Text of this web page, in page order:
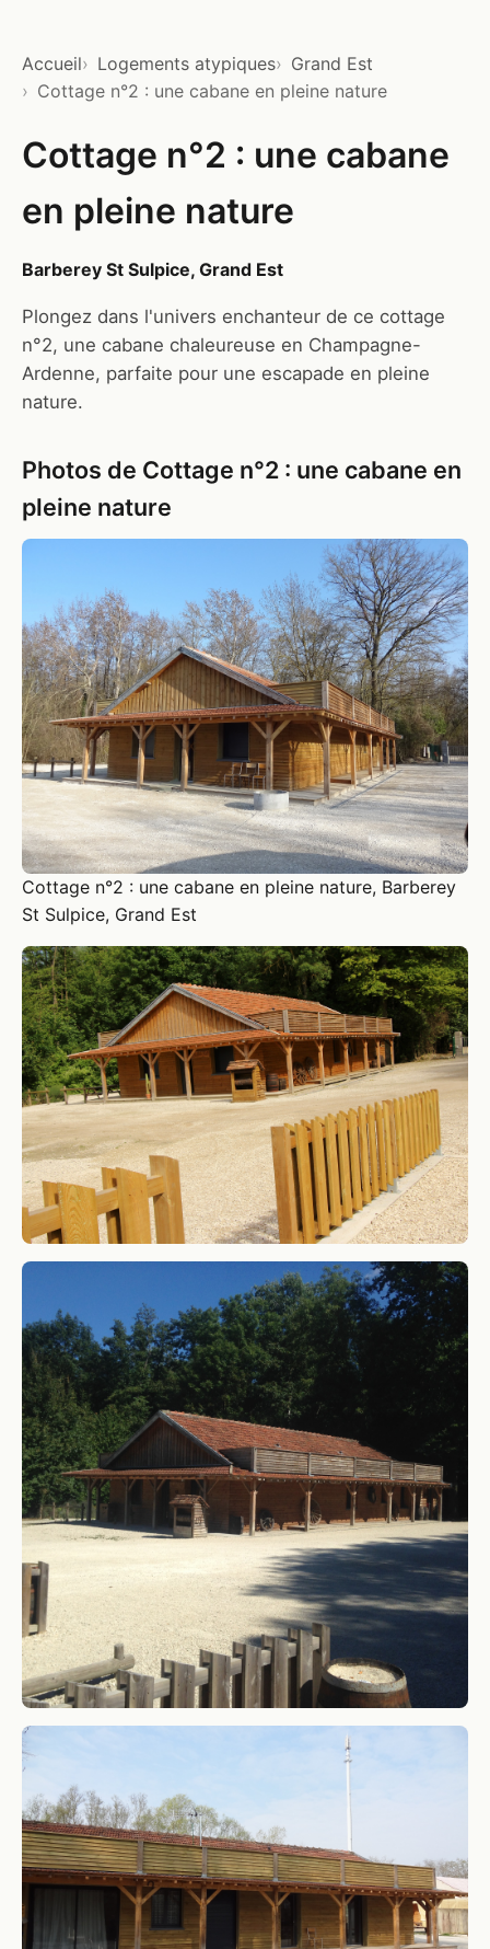
Accueil Logements atypiques
Grand Est
Cottage n°2 : une cabane en pleine nature
Cottage n°2 : une cabane
en pleine nature
Barberey St Sulpice, Grand Est
Plongez dans l'univers enchanteur de ce cottage
n°2, une cabane chaleureuse en Champagne-
Ardenne, parfaite pour une escapade en pleine
nature.
Photos de Cottage n°2 : une cabane en
pleine nature
Cottage n°2 : une cabane en pleine nature, Barberey
St Sulpice, Grand Est